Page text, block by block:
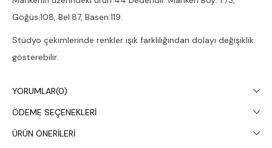
Göğüs:108, Bel:87, Basen:119.
Stüdyo çekimlerinde renkler ışık farklılığından dolayı değişiklik
gösterebilir.
YORUMLAR(0)
ÖDEME SEÇENEKLERI
ÜRÜN ÖNERILERI